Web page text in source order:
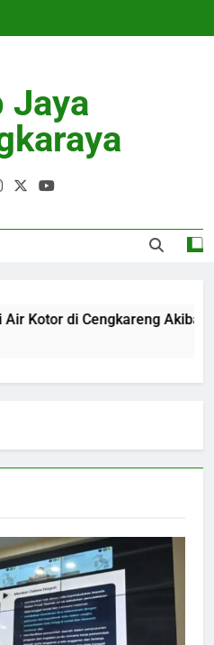
Jaya
Kotor di Cengkareng Akibat